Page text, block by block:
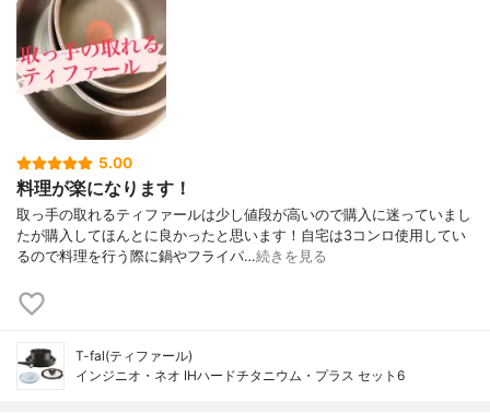
5.00
料理が楽になります！
取っ手の取れるティファールは少し値段が高いので購入に迷っていまし
たが購入してほんとに良かったと思います！自宅は3コンロ使用してい
るので料理を行う際に鍋やフライパ…続きを見る
T-fal(ティファール)
インジニオ・ネオ IHハードチタニウム・プラス セット6